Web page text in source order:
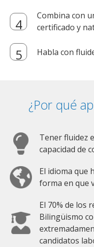
Combina con
certificado y
Habla con
¿Por qué
Tener fluidez
capacidad de
El idioma que
forma en que
El 70% de los
Bilingüismo
candidatos